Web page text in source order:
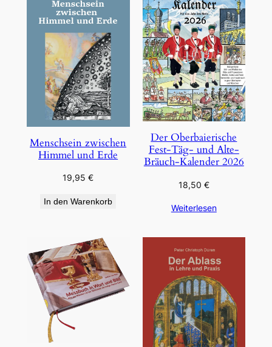
Menschsein zwischen
Himmel und Erde
19,95€
In den Warenkorb
Der Oberbaierische
Fest-Täg- und Alte-
Bräuch-Kalender 2026
18,50 €
Weiterlesen